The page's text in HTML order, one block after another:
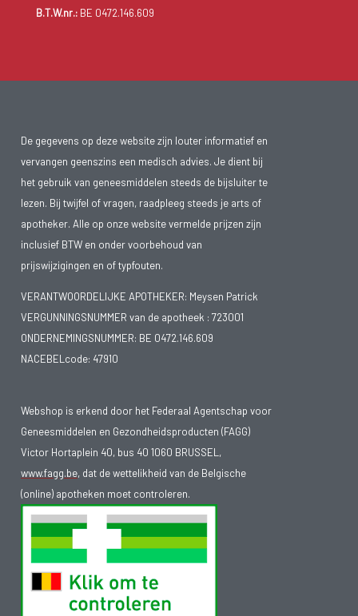
B.T.W.nr.:BE 0472.146.609
De gegevens op deze website zijn louter informatief en
vervangen geenszins een medisch advies. Je dient bij
het gebruik van geneesmiddelen steeds de bijsluiter te
lezen. Bij twijfel of vragen, raadpleeg steeds je arts of
apotheker. Alle op onze website vermelde prijzen zijn
inclusief BTW en onder voorbehoud van
prijswijzigingen en of typfouten.
VERANTWOORDELIJKE APOTHEKER: Meysen Patrick
VERGUNNINGSNUMMER van de apotheek : 723001
ONDERNEMINGSNUMMER: BE 0472.146.609
NACEBELcode: 47910
Webshop is erkend door het Federaal Agentschap voor
Geneesmiddelen en Gezondheidsproducten (FAGG)
Victor Hortaplein 40, bus 40 1060 BRUSSEL,
www.fagg.be, dat de wettelikheid van de Belgische
(online) apotheken moet controleren.